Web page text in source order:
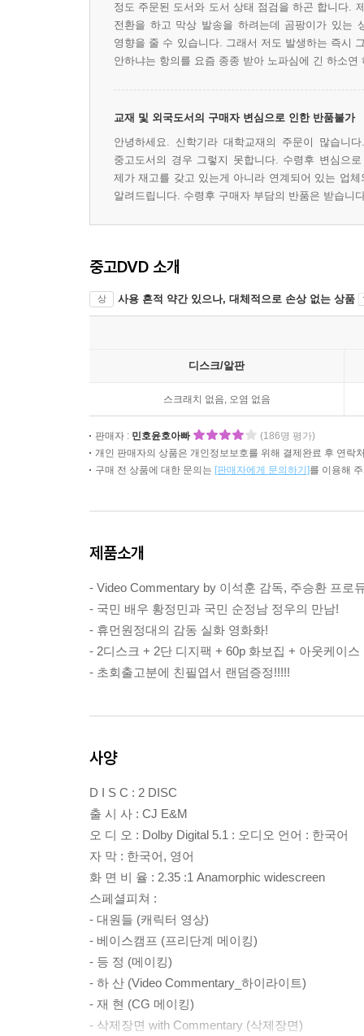
정도 주문된 도서와 도서 상태 점검을 하곤 합니다.
전환을 하고 막상 발송을 하려는데 곰팡이가 있는
영향을 줄 수 있습니다. 그래서 저도 발생하는 즉시
안하냐는 항의를 요즘 종종 받아 노파심에 긴 하소연
교재 및 외국도서의 구매자 변심으로 인한 반품불가
안녕하세요. 신학기라 대학교재의 주문이 많습니
중고도서의 경우 그렇지 못합니다. 수령후 변심으
제가 재고를 갖고 있는게 아니라 연계되어 있는 업
알려드립니다. 수령후 구매자 부담의 반품은 받습니
중고DVD 소개
상 사용 흔적 약간 있으나, 대체적으로 손상 없는 상품
디스크/알판
스크래치 없음, 오염 없음
판매자 : 민호윤호아빠
(186명 평가)
개인 판매자의 상품은 개인정보보호를 위해 결제완료 후 연락
구매 전 상품에 대한 문의는 [판매자에게 문의하기]를 이용해
제품소개
- Video Commentary by 이석훈 감독, 주승환 프로
- 국민 배우 황정민과 국민 순정남 정우의 만남!
- 휴먼원정대의 감동 실화 영화화!
- 2디스크 + 2단 디지팩 + 60p 화보집 + 아웃케이스
- 초회출고분에 친필엽서 랜덤증정!!!!!
사양
D I S C : 2 DISC
출 시 사 : CJ E&M
오 디 오 : Dolby Digital 5.1 : 오디오 언어 : 한국어
자 막 : 한국어, 영어
화 면 비 율 : 2.35 :1 Anamorphic widescreen
스페셜피쳐 :
- 대원들 (캐릭터 영상)
- 베이스캠프 (프리단계 메이킹)
- 등 정 (메이킹)
- 하 산 (Video Commentary_하이라이트)
- 재 현 (CG 메이킹)
- 삭제장면 with Commentary (삭제장면)